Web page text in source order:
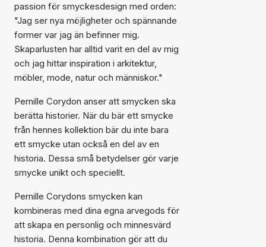
passion för smyckesdesign med orden:
"Jag ser nya möjligheter och spännande
former var jag än befinner mig.
Skaparlusten har alltid varit en del av mig
och jag hittar inspiration i arkitektur,
möbler, mode, natur och människor."
Pernille Corydon anser att smycken ska
berätta historier. När du bär ett smycke
från hennes kollektion bär du inte bara
ett smycke utan också en del av en
historia. Dessa små betydelser gör varje
smycke unikt och speciellt.
Pernille Corydons smycken kan
kombineras med dina egna arvegods för
att skapa en personlig och minnesvärd
historia. Denna kombination gör att du